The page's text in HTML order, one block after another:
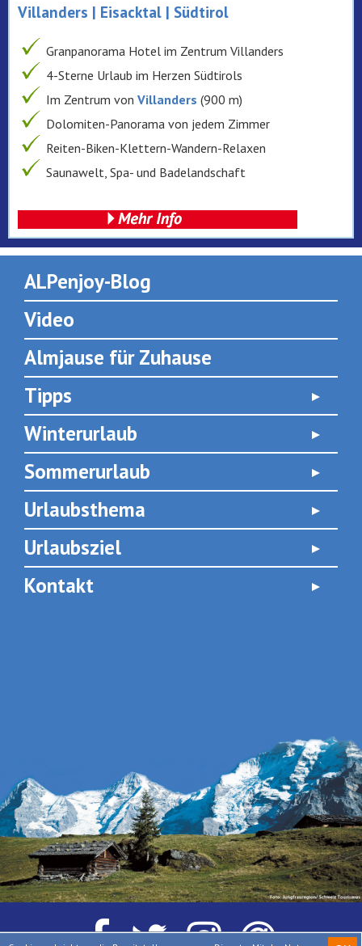
Villanders | Eisacktal | Südtirol
Granpanorama Hotel im Zentrum Villanders
4-Sterne Urlaub im Herzen Südtirols
Im Zentrum von Villanders (900 m)
Dolomiten-Panorama von jedem Zimmer
Reiten-Biken-Klettern-Wandern-Relaxen
Saunawelt, Spa- und Badelandschaft
ALPenjoy-Blog
Video
Almjause für Zuhause
Tipps
Winterurlaub
Sommerurlaub
Urlaubsthema
Urlaubsziel
Kontakt